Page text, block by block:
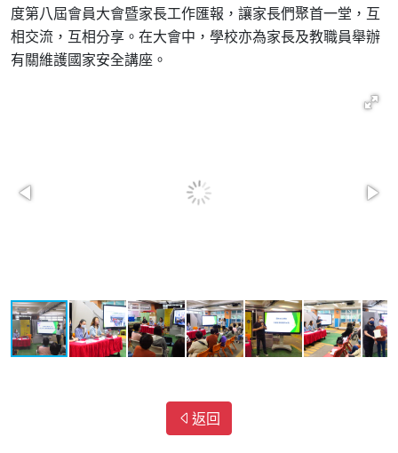
度第八屆會員大會暨家長工作匯報，讓家長們聚首一堂，互
相交流，互相分享。在大會中，學校亦為家長及教職員舉辦
有關維護國家安全講座。
返回